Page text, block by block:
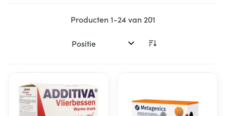
Producten1-24van 201
Sorteer op: